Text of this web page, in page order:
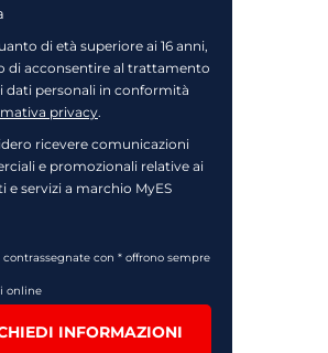
di età superiore ai 16 anni,
di acconsentire al trattamento
dati personali in conformità
privacy.
ricevere comunicazioni
e promozionali relative ai
e servizi a marchio MyES
contrassegnate con * offrono sempre
online
INFORMAZIONI